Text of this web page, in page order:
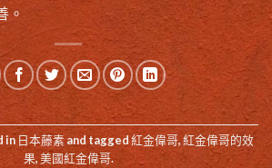
。
in 日本藤素and tagged紅金偉哥,紅金偉哥的效
果,美國紅金偉哥.